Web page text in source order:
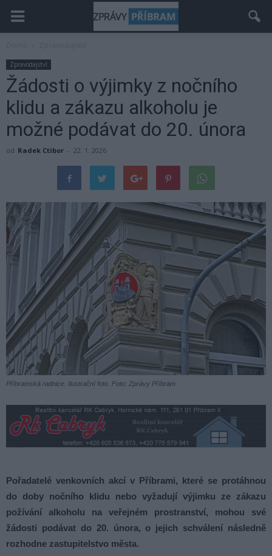
Zpravodajství
Žádosti o výjimky z nočního
klidu a zákazu alkoholu je
možné podávat do 20. února
od Radek Ctibor - 22. 1. 2026
Příbramská radnice. Ilustrační foto. Foto: Zprávy Příbram
Pořadatelé venkovních akcí v Příbrami, které se protáhnou
do doby nočního klidu nebo vyžadují výjimku ze zákazu
požívání alkoholu na veřejném prostranství, mohou své
žádosti podávat do 20. února, o jejich schválení následně
rozhodne zastupitelstvo města.